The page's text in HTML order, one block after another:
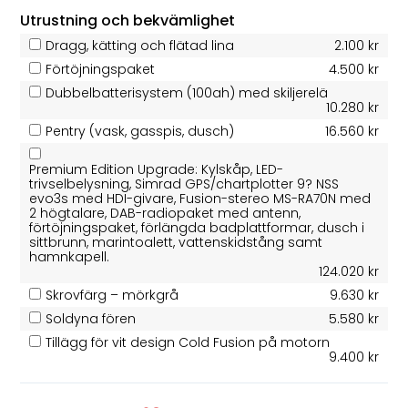
Utrustning och bekvämlighet
Dragg, kätting och flätad lina
2.100 kr
Förtöjningspaket
4.500 kr
Dubbelbatterisystem (100ah) med skiljerelä
10.280 kr
Pentry (vask, gasspis, dusch)
16.560 kr
Premium Edition Upgrade: Kylskåp, LED-
trivselbelysning, Simrad GPS/chartplotter 9? NSS
evo3s med HDI-givare, Fusion-stereo MS-RA70N med
2 högtalare, DAB-radiopaket med antenn,
förtöjningspaket, förlängda badplattformar, dusch i
sittbrunn, marintoalett, vattenskidstång samt
hamnkapell.
124.020 kr
Skrovfärg – mörkgrå
9.630 kr
Soldyna fören
5.580 kr
Tillägg för vit design Cold Fusion på motorn
9.400 kr